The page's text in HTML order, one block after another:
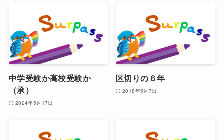
中学受験か高校受験か
（承）
2024年5月17日
区切りの６年
2018年5月7日